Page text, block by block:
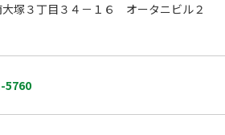
大塚３丁目３４－１６ オータニビル２
5760